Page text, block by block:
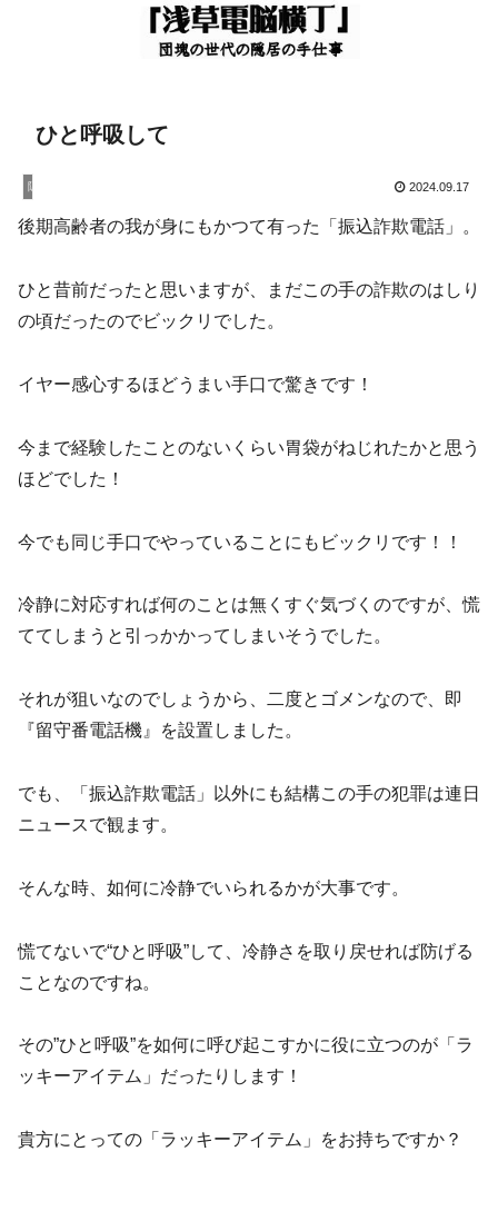
ひと呼吸して
隠居暮し 2024.09.17
後期高齢者の我が身にもかつて有った「振込詐欺電話」。
ひと昔前だったと思いますが、まだこの手の詐欺のはしり
の頃だったのでビックリでした。
イヤー感心するほどうまい手口で驚きです！
今まで経験したことのないくらい胃袋がねじれたかと思う
ほどでした！
今でも同じ手口でやっていることにもビックリです！！
冷静に対応すれば何のことは無くすぐ気づくのですが、慌
ててしまうと引っかかってしまいそうでした。
それが狙いなのでしょうから、二度とゴメンなので、即
『留守番電話機』を設置しました。
でも、「振込詐欺電話」以外にも結構この手の犯罪は連日
ニュースで観ます。
そんな時、如何に冷静でいられるかが大事です。
慌てないで“ひと呼吸”して、冷静さを取り戻せれば防げる
ことなのですね。
その”ひと呼吸”を如何に呼び起こすかに役に立つのが「ラ
ッキーアイテム」だったりします！
貴方にとっての「ラッキーアイテム」をお持ちですか？